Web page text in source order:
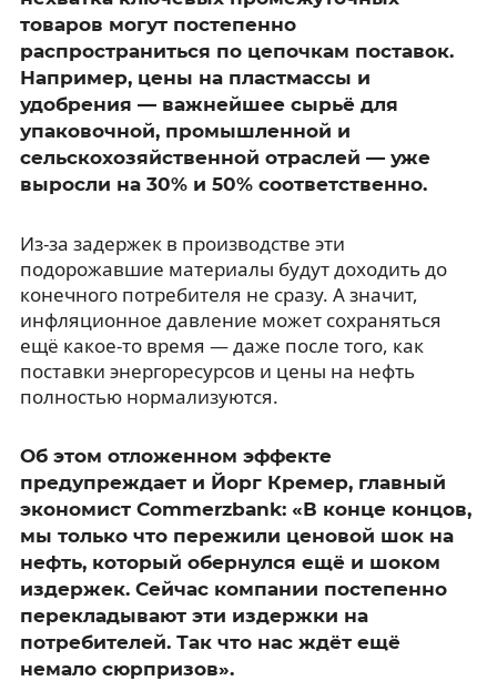
товаров могут постепенно
распространиться по цепочкам поставок.
Например, цены на пластмассы и
удобрения — важнейшее сырьё для
упаковочной, промышленной и
сельскохозяйственной отраслей — уже
выросли на 30% и 50% соответственно.
Из-за задержек в производстве эти
подорожавшие материалы будут доходить до
конечного потребителя не сразу. А значит,
инфляционное давление может сохраняться
ещё какое-то время — даже после того, как
поставки энергоресурсов и цены на нефть
полностью нормализуются.
Об этом отложенном эффекте
предупреждает и Йорг Кремер, главный
экономист Commerzbank: «В конце концов,
мы только что пережили ценовой шок на
нефть, который обернулся ещё и шоком
издержек. Сейчас компании постепенно
перекладывают эти издержки на
потребителей. Так что нас ждёт ещё
немало сюрпризов».